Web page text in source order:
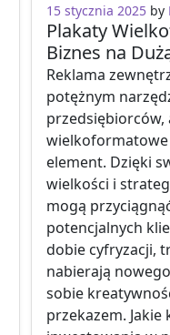
15 stycznia 2025 by
Plakaty
Biznes na
Reklama
potężnym
przedsiębiorców,
element. Dzięki
wielkości i
mogą
potencjalnych
dobie cyfryzacji,
nabierają
sobie
przekazem. Jakie